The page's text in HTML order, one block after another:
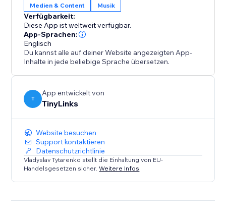
Medien & Content Musik
Verfügbarkeit:
Diese App ist weltweit verfügbar.
App-Sprachen:
Englisch
Du kannst alle auf deiner Website angezeigten App-
Inhalte in jede beliebige Sprache übersetzen.
T
App entwickelt von
TinyLinks
Website besuchen
Support kontaktieren
Datenschutzrichtlinie
Vladyslav Tytarenko stellt die Einhaltung von EU-
Handelsgesetzen sicher.Weitere Infos